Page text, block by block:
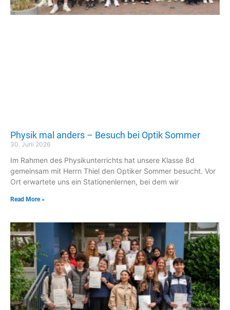
Physik mal anders – Besuch bei Optik Sommer
30. Juni 2026
Im Rahmen des Physikunterrichts hat unsere Klasse 8d
gemeinsam mit Herrn Thiel den Optiker Sommer besucht. Vor
Ort erwartete uns ein Stationenlernen, bei dem wir
Read More »